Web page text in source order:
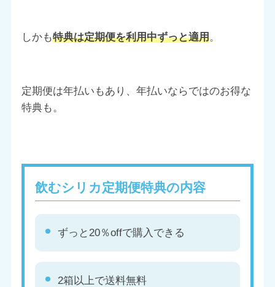
しかも特典は定期便を利用中ずっと適用。
定期便は年払いもあり、年払いならではのお得な
特典も。
飲むシリカ定期便特典の内容
ずっと20％offで購入できる
2箱以上で送料無料